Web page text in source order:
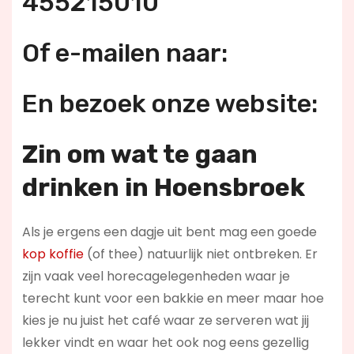
Of e-mailen naar:
En bezoek onze website:
Zin om wat te gaan
drinken in Hoensbroek
Als je ergens een dagje uit bent mag een goede
kop koffie(of thee) natuurlijk niet ontbreken. Er
zijn vaak veel horecagelegenheden waar je
terecht kunt voor een bakkie en meer maar hoe
kies je nu juist het café waar ze serveren wat jij
lekker vindt en waar het ook nog eens gezellig